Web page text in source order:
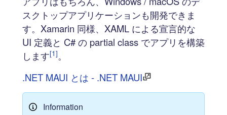
スクトップアプリケーションも開発できま
す。Xamarin 同様、XAML による宣言的な
UI 定義と C# の partial class でアプリを構築
します[1]。
.NET MAUI とは - .NET MAUI
Information